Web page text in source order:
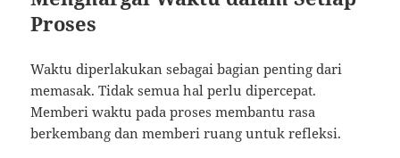
Proses
Waktu diperlakukan sebagai bagian penting dari
memasak. Tidak semua hal perlu dipercepat.
Memberi waktu pada proses membantu rasa
berkembang dan memberi ruang untuk refleksi.